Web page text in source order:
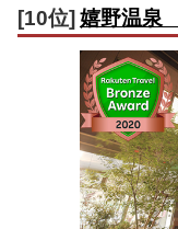
[10位] 嬉野温泉